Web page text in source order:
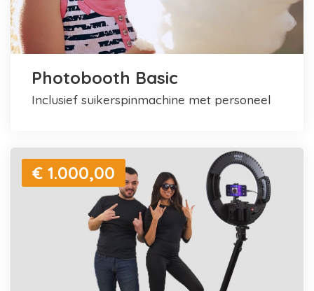
Photobooth Basic
inclusief suikerspinmachine met personeel
€ 1.000,00